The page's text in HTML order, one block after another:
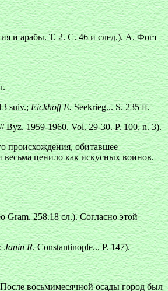
и арабы. Т. 2. С. 46 и след.). А. Фогт
suiv.;Eickhoff Е.Seekrieg... S. 235 ff.
Byz. 1959-1960. Vol. 29-30. P. 100, n. 3).
происхождения, обитавшее
весьма ценило как искусных воинов.
Gram. 258.18 сл.). Согласно этой
Janin R. Constantinople... Р. 147).
восьмимесячной осады город был